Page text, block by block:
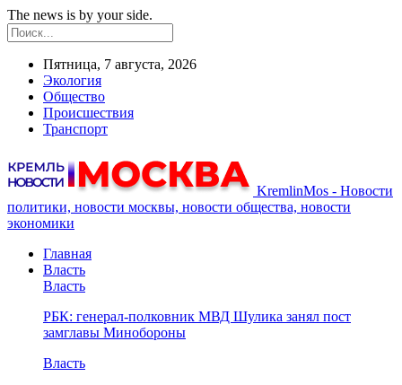
The news is by your side.
Пятница, 7 августа, 2026
Экология
Общество
Происшествия
Транспорт
KremlinMos - Новости
политики, новости москвы, новости общества, новости
экономики
Главная
Власть
Власть
РБК: генерал-полковник МВД Шулика занял пост
замглавы Минобороны
Власть